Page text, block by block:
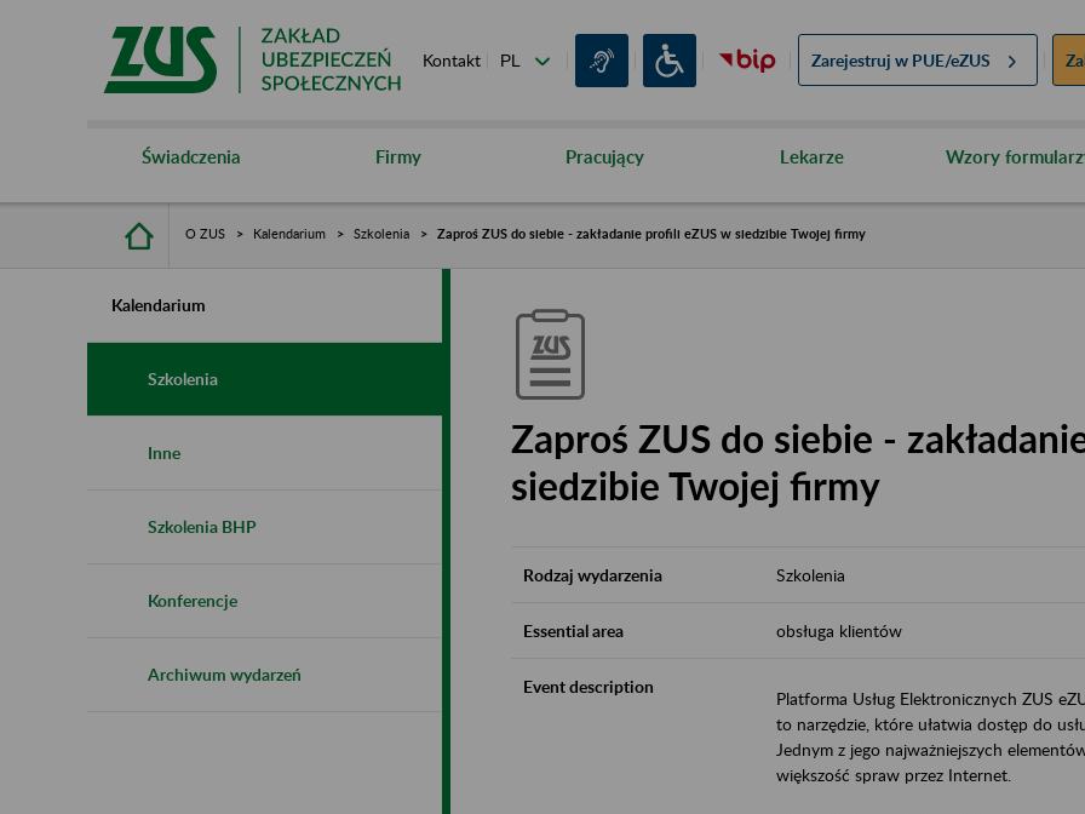
Kontakt Zarejestruj w PUE/eZUS
Świadczenia Firmy Pracujący Lekarze Wzory
O ZUS Kalendarium Szkolenia Zaproś ZUS do siebie - zakładanie profili eZUS w siedzibie Twojej firmy
Kalendarium
Szkolenia
Inne
Szkolenia BHP
Konferencje
Archiwum wydarzeń
Zaproś ZUS do siebie -
siedzibie Twojej firmy
Rodzaj wydarzenia Szkolenia
Essential area obsługa klientów
Event description
Platforma Usług Elektronicznych ZUS
to narzędzie, które ułatwia dostęp do
Jednym z jego najważniejszych
większość spraw przez Internet.